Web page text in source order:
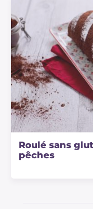
Roulé sans
pêches